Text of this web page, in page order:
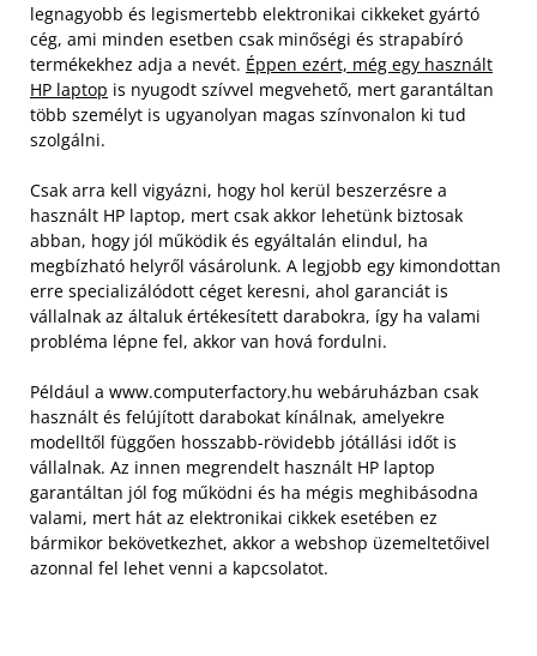
legnagyobb és legismertebb elektronikai cikkeket gyártó
cég, ami minden esetben csak minőségi és strapabíró
termékekhez adja a nevét. Éppen ezért, még egy használt
HP laptop is nyugodt szívvel megvehető, mert garantáltan
több személyt is ugyanolyan magas színvonalon ki tud
szolgálni.
Csak arra kell vigyázni, hogy hol kerül beszerzésre a
használt HP laptop, mert csak akkor lehetünk biztosak
abban, hogy jól működik és egyáltalán elindul, ha
megbízható helyről vásárolunk. A legjobb egy kimondottan
erre specializálódott céget keresni, ahol garanciát is
vállalnak az általuk értékesített darabokra, így ha valami
probléma lépne fel, akkor van hová fordulni.
Például a www.computerfactory.hu webáruházban csak
használt és felújított darabokat kínálnak, amelyekre
modelltől függően hosszabb-rövidebb jótállási időt is
vállalnak. Az innen megrendelt használt HP laptop
garantáltan jól fog működni és ha mégis meghibásodna
valami, mert hát az elektronikai cikkek esetében ez
bármikor bekövetkezhet, akkor a webshop üzemeltetőivel
azonnal fel lehet venni a kapcsolatot.